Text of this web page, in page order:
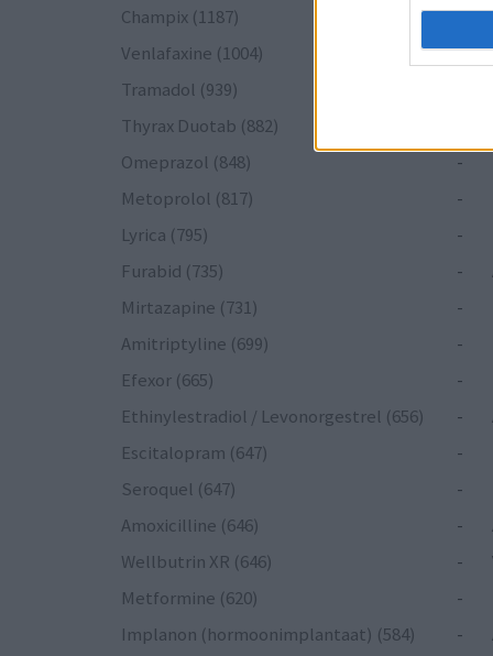
Champix (1187)
-
Venlafaxine (1004)
-
Tramadol (939)
Thyrax Duotab (882)
Omeprazol (848)
-
Metoprolol (817)
-
Lyrica (795)
-
Furabid (735)
-
Mirtazapine (731)
-
Amitriptyline (699)
-
Efexor (665)
-
Ethinylestradiol / Levonorgestrel (656)
-
Escitalopram (647)
-
Seroquel (647)
-
Amoxicilline (646)
-
Wellbutrin XR (646)
-
Metformine (620)
-
Implanon (hormoonimplantaat) (584)
-